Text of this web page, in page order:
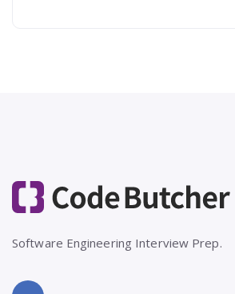
Software Engineering Interview Prep.